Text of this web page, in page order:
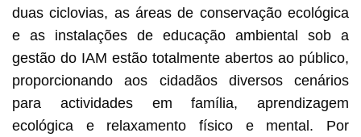
duas ciclovias, as áreas de conservação ecológica
e as instalações de educação ambiental sob a
gestão do IAM estão totalmente abertos ao público,
proporcionando aos cidadãos diversos cenários
para actividades em família, aprendizagem
ecológica e relaxamento físico e mental. Por